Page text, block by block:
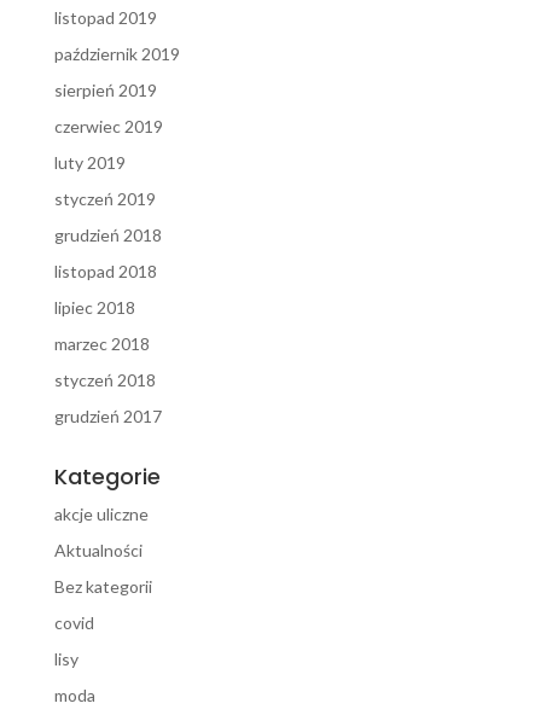
listopad 2019
październik 2019
sierpień 2019
czerwiec 2019
luty 2019
styczeń 2019
grudzień 2018
listopad 2018
lipiec 2018
marzec 2018
styczeń 2018
grudzień 2017
Kategorie
akcje uliczne
Aktualności
Bez kategorii
covid
lisy
moda